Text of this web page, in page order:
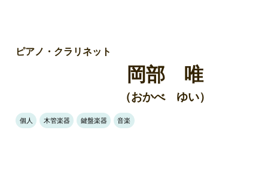
ピアノ・クラリネット
岡部 唯
（おかべ ゆい）
個人 木管楽器 鍵盤楽器 音楽